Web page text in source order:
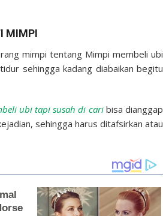
MIMPI
mimpi tentang Mimpi membeli ubi
sehingga kadang diabaikan begitu
ubi tapi susah di caribisa dianggap
sehingga harus ditafsirkan atau